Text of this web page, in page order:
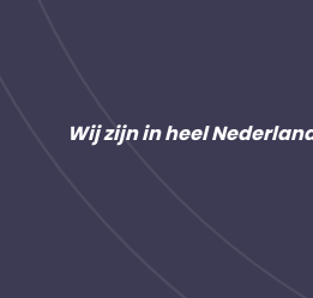
Wij zijn in heel